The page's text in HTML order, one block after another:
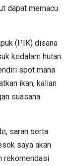
dapat memacu
(PIK) disana
kedalam hutan
spot mana
ikan, kalian
suasana
saran serta
saya akan
rekomendasi